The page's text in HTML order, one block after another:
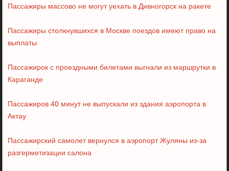
Пассажиры массово не могут уехать в Дивногорск на ракете
Пассажиры столкнувшихся в Москве поездов имеют право на
выплаты
Пассажирок с проездными билетами выгнали из маршрутки в
Караганде
Пассажиров 40 минут не выпускали из здания аэропорта в
Актау
Пассажирский самолет вернулся в аэропорт Жуляны из-за
разгерметизации салона